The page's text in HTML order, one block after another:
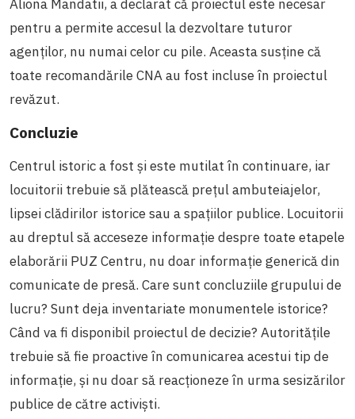
Aliona Mandatii, a declarat că proiectul este necesar
pentru a permite accesul la dezvoltare tuturor
agenților, nu numai celor cu pile. Aceasta susține că
toate recomandările CNA au fost incluse în proiectul
revăzut.
Concluzie
Centrul istoric a fost și este mutilat în continuare, iar
locuitorii trebuie să plătească prețul ambuteiajelor,
lipsei clădirilor istorice sau a spațiilor publice. Locuitorii
au dreptul să acceseze informație despre toate etapele
elaborării PUZ Centru, nu doar informație generică din
comunicate de presă. Care sunt concluziile grupului de
lucru? Sunt deja inventariate monumentele istorice?
Când va fi disponibil proiectul de decizie? Autoritățile
trebuie să fie proactive în comunicarea acestui tip de
informație, și nu doar să reacționeze în urma sesizărilor
publice de către activiști.